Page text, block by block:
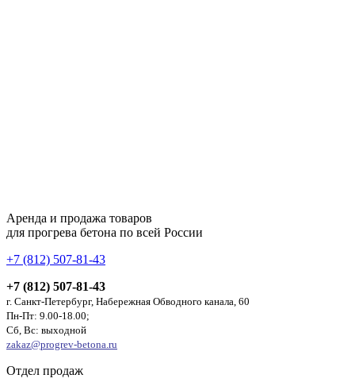
Аренда и продажа товаров
для прогрева бетона по всей России
+7 (812) 507-81-43
+7 (812) 507-81-43
г. Санкт-Петербург, Набережная Обводного канала, 60
Пн-Пт: 9.00-18.00;
Сб, Вс: выходной
zakaz@progrev-betona.ru
Отдел продаж